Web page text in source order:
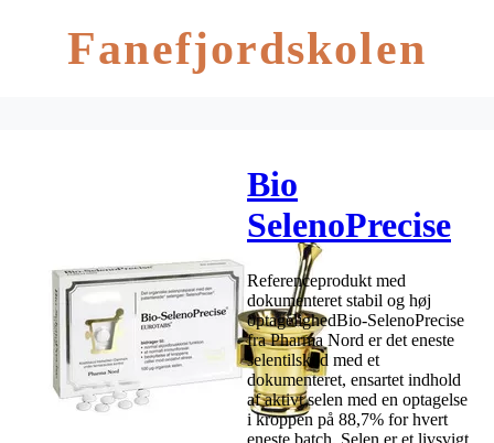
Fanefjordskolen
Bio
SelenoPrecise
– 150 Tabl.
Referenceprodukt med
dokumenteret stabil og høj
optagelighedBio-SelenoPrecise
fra Pharma Nord er det eneste
selentilskud med et
dokumenteret, ensartet indhold
af aktivt selen med en optagelse
i kroppen på 88,7% for hvert
eneste batch. Selen er et livsvigt